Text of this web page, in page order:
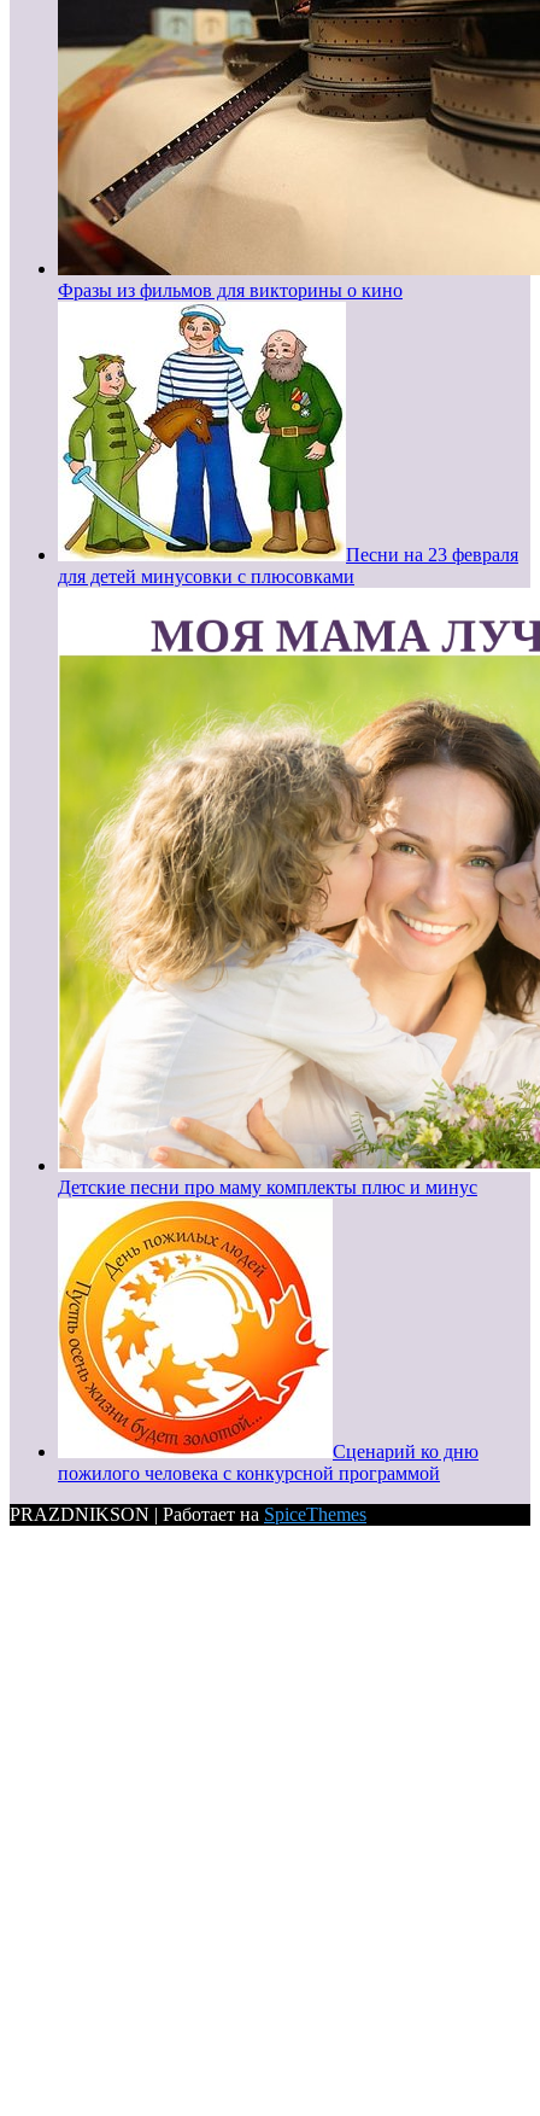
Фразы из фильмов для викторины о кино
Песни на 23 февраля
для детей минусовки с плюсовками
Детские песни про маму комплекты плюс и минус
Сценарий ко дню
пожилого человека с конкурсной программой
PRAZDNIKSON | Работает на SpiceThemes